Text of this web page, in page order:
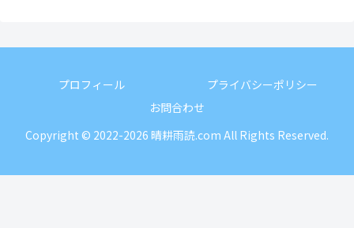
プロフィール
プライバシーポリシー
お問合わせ
Copyright © 2022-2026 晴耕雨読.com All Rights Reserved.